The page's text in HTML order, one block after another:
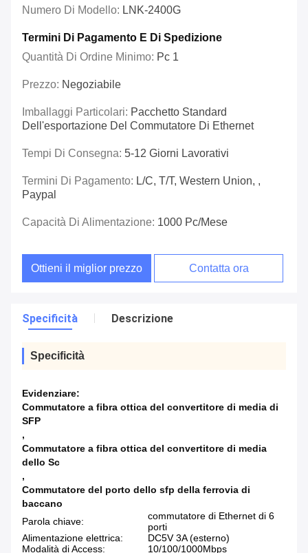
Numero Di Modello: LNK-2400G
Termini Di Pagamento E Di Spedizione
Quantità Di Ordine Minimo: Pc 1
Prezzo: Negoziabile
Imballaggi Particolari: Pacchetto Standard
Dell'esportazione Del Commutatore Di Ethernet
Tempi Di Consegna: 5-12 Giorni Lavorativi
Termini Di Pagamento: L/C, T/T, Western Union, ,
Paypal
Capacità Di Alimentazione: 1000 Pc/mese
Ottieni il miglior prezzo Contatta ora
Specificità Descrizione
Specificità
Evidenziare:
Commutatore a fibra ottica del convertitore di media di
SFP
,
Commutatore a fibra ottica del convertitore di media
dello Sc
,
Commutatore del porto dello sfp della ferrovia di
baccano
Parola chiave:
commutatore di Ethernet di 6
porti
Alimentazione elettrica:
DC5V 3A (esterno)
Modalità di Access:
10/100/1000Mbps